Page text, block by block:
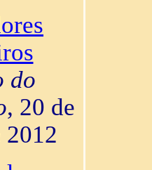
do
, 20 de
2012